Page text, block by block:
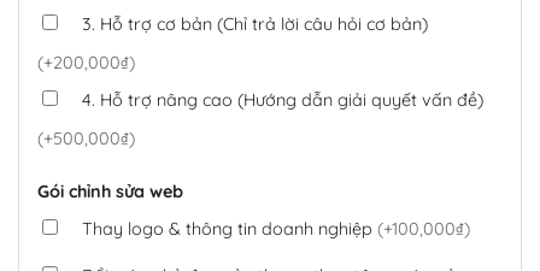
3. Hỗ trợ cơ bản (Chỉ trả lời câu hỏi cơ bản)
(+200,000₫)
4. Hỗ trợ nâng cao (Hướng dẫn giải quyết vấn đề)
(+500,000₫)
Gói chỉnh sửa web
Thay logo & thông tin doanh nghiệp (+100,000₫)